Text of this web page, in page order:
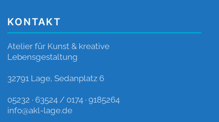
KONTAKT
Atelier für Kunst & kreative
Lebensgestaltung
32791 Lage, Sedanplatz 6
05232 · 63524 / 0174 · 9185264
info@akl-lage.de